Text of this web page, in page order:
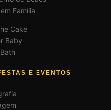
Família
Cake
Baby
E EVENTOS